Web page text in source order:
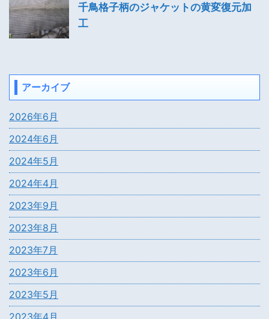
千鳥格子柄のジャケットの黄変復元加
工
アーカイブ
2026年6月
2024年6月
2024年5月
2024年4月
2023年9月
2023年8月
2023年7月
2023年6月
2023年5月
2023年4月